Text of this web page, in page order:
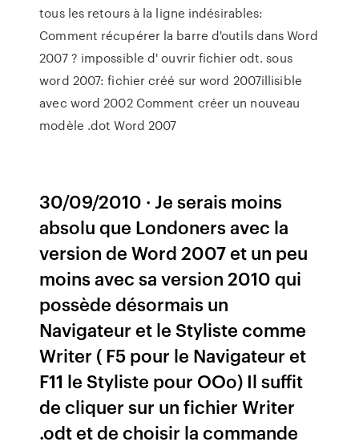
tous les retours à la ligne indésirables:
Comment récupérer la barre d'outils dans Word
2007 ? impossible d' ouvrir fichier odt. sous
word 2007: fichier créé sur word 2007illisible
avec word 2002 Comment créer un nouveau
modèle .dot Word 2007
30/09/2010 · Je serais moins
absolu que Londoners avec la
version de Word 2007 et un peu
moins avec sa version 2010 qui
possède désormais un
Navigateur et le Styliste comme
Writer ( F5 pour le Navigateur et
F11 le Styliste pour OOo) Il suffit
de cliquer sur un fichier Writer
.odt et de choisir la commande